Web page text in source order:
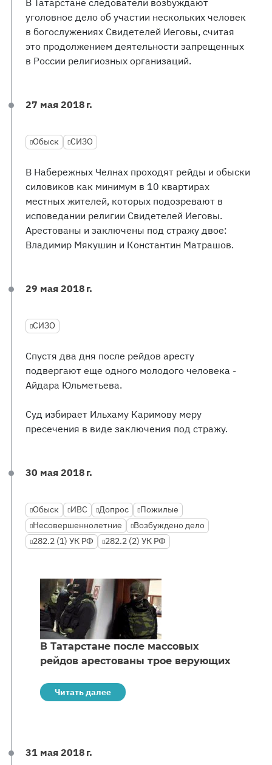
В Татарстане следователи возбуждают
уголовное дело об участии нескольких человек
в богослужениях Свидетелей Иеговы, считая
это продолжением деятельности запрещенных
в России религиозных организаций.
27 мая 2018 г.
Обыск СИЗО
В Набережных Челнах проходят рейды и обыски
силовиков как минимум в 10 квартирах
местных жителей, которых подозревают в
исповедании религии Свидетелей Иеговы.
Арестованы и заключены под стражу двое:
Владимир Мякушин и Константин Матрашов.
29 мая 2018 г.
СИЗО
Спустя два дня после рейдов аресту
подвергают еще одного молодого человека -
Айдара Юльметьева.
Суд избирает Ильхаму Каримову меру
пресечения в виде заключения под стражу.
30 мая 2018 г.
Обыск ИВС Допрос
Пожилые
Несовершеннолетние
Возбуждено дело
282.2 (1) УК РФ
282.2 (2) УК РФ
В Татарстане после массовых
рейдов арестованы трое верующих
Читать далее
31 мая 2018 г.